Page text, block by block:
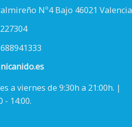
Nº4 Bajo 46021 Valencia
688941333
a viernes de 9:30h a 21:00h. |
- 14:00.